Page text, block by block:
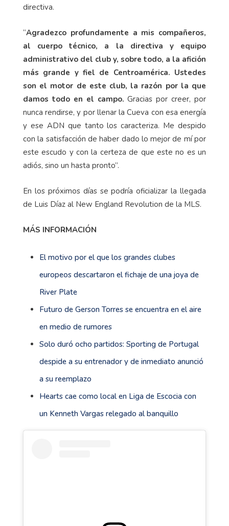
directiva.
“Agradezco profundamente a mis compañeros,
al cuerpo técnico, a la directiva y equipo
administrativo del club y, sobre todo, a la afición
más grande y fiel de Centroamérica. Ustedes
son el motor de este club, la razón por la que
damos todo en el campo. Gracias por creer, por
nunca rendirse, y por llenar la Cueva con esa energía
y ese ADN que tanto los caracteriza. Me despido
con la satisfacción de haber dado lo mejor de mí por
este escudo y con la certeza de que este no es un
adiós, sino un hasta pronto”.
En los próximos días se podría oficializar la llegada
de Luis Díaz al New England Revolution de la MLS.
MÁS INFORMACIÓN
El motivo por el que los grandes clubes
europeos descartaron el fichaje de una joya de
River Plate
Futuro de Gerson Torres se encuentra en el aire
en medio de rumores
Solo duró ocho partidos: Sporting de Portugal
despide a su entrenador y de inmediato anunció
a su reemplazo
Hearts cae como local en Liga de Escocia con
un Kenneth Vargas relegado al banquillo